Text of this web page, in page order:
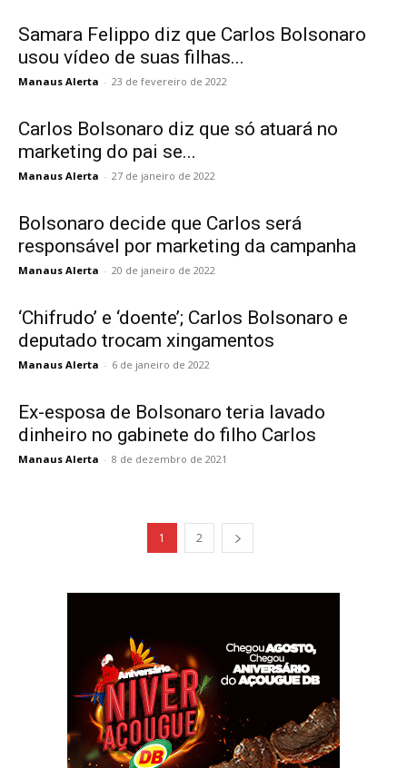
Samara Felippo diz que Carlos Bolsonaro
usou vídeo de suas filhas...
Manaus Alerta - 23 de fevereiro de 2022
Carlos Bolsonaro diz que só atuará no
marketing do pai se...
Manaus Alerta - 27 de janeiro de 2022
Bolsonaro decide que Carlos será
responsável por marketing da campanha
Manaus Alerta - 20 de janeiro de 2022
‘Chifrudo’ e ‘doente’; Carlos Bolsonaro e
deputado trocam xingamentos
Manaus Alerta - 6 de janeiro de 2022
Ex-esposa de Bolsonaro teria lavado
dinheiro no gabinete do filho Carlos
Manaus Alerta - 8 de dezembro de 2021
1 2